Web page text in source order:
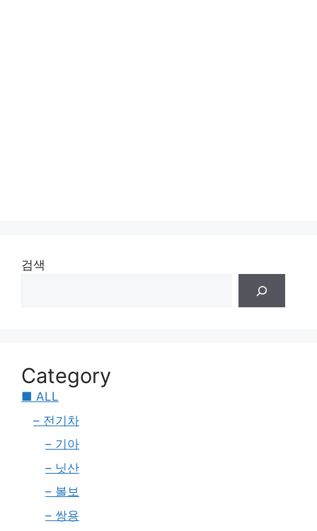
검색
Category
■ ALL
– 전기차
– 기아
– 닛산
– 볼보
– 쌍용